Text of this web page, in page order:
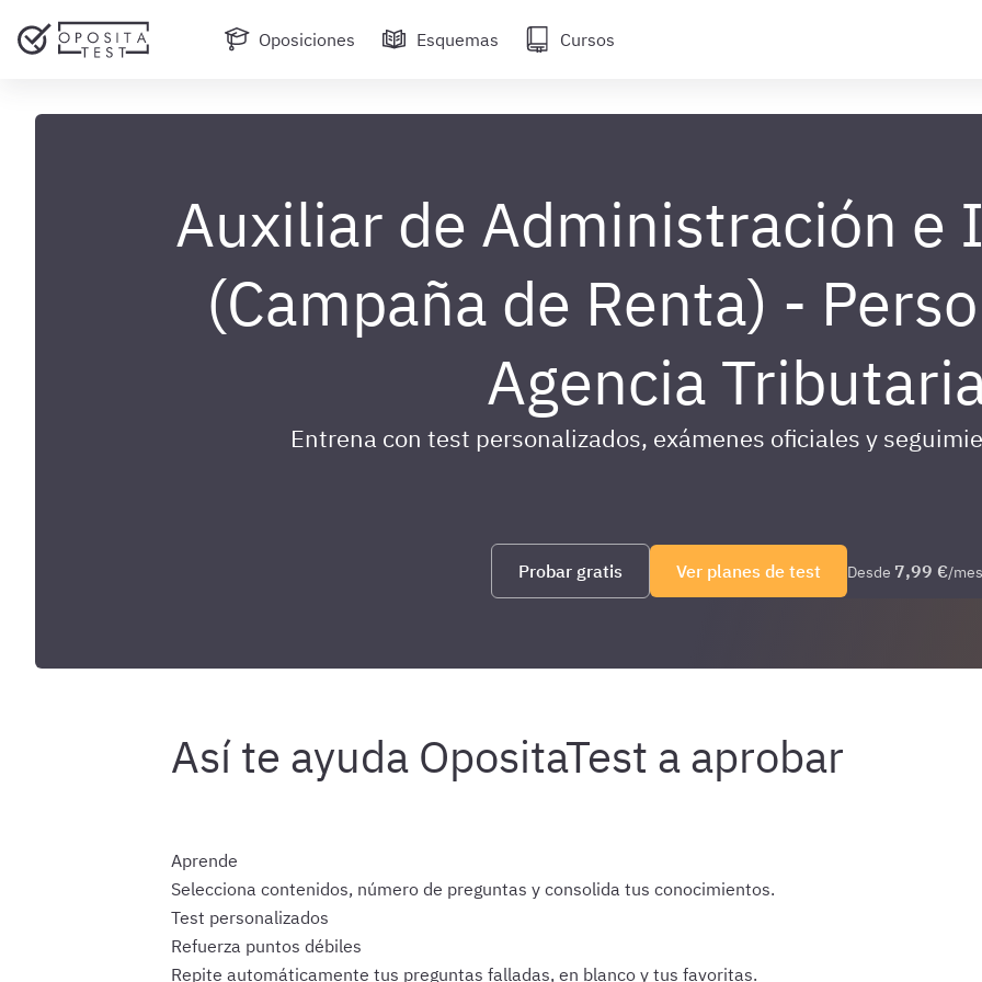
Oposiciones Esquemas Cursos
Auxiliar de Administración e
(Campaña de Renta) -
Agencia
Entrena con test personalizados, exámenes oficiales y
Probar gratis Ver planes de test Desde 7,99 €/mes
Aprende
Selecciona contenidos, número de preguntas y consolida tus conocimientos.
Test personalizados
Refuerza puntos débiles
Repite automáticamente tus preguntas falladas, en blanco y tus favoritas.